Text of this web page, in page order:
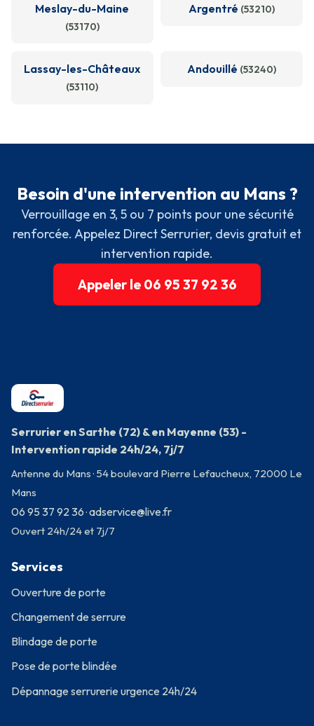
Meslay-du-Maine
(53170)
Argentré (53210)
Lassay-les-Châteaux
(53110)
Andouillé (53240)
Besoin d'une intervention au Mans ?
Verrouillage en 3, 5 ou 7 points pour une sécurité
renforcée. Appelez Direct Serrurier, devis gratuit et
intervention rapide.
Appeler le 06 95 37 92 36
Serrurier en Sarthe (72) & en Mayenne (53) -
Intervention rapide 24h/24, 7j/7
Antenne du Mans · 54 boulevard Pierre Lefaucheux, 72000 Le
Mans
06 95 37 92 36·adservice@live.fr
Ouvert 24h/24 et 7j/7
Services
Ouverture de porte
Changement de serrure
Blindage de porte
Pose de porte blindée
Dépannage serrurerie urgence 24h/24